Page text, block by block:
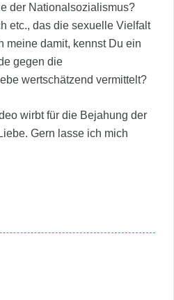
der Nationalsozialismus?
etc., das die sexuelle Vielfalt
meine damit, kennst Du ein
gegen die
wertschätzend vermittelt?
wirbt für die Bejahung der
Gern lasse ich mich